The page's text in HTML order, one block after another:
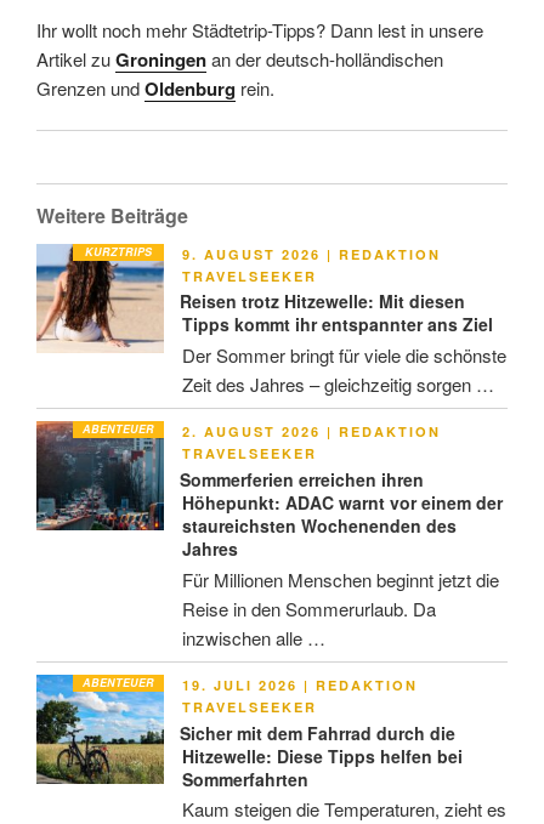
Ihr wollt noch mehr Städtetrip-Tipps? Dann lest in unsere
Artikel zuGroningenan der deutsch-holländischen
Grenzen undOldenburg rein.
Weitere Beiträge
KURZTRIPS
VERÖFFENTLICHT
AM
9. AUGUST 2026 | REDAKTION
TRAVELSEEKER
Reisen trotz Hitzewelle: Mit diesen
Tipps kommt ihr entspannter ans Ziel
Der Sommer bringt für viele die schönste
Zeit des Jahres – gleichzeitig sorgen …
ABENTEUER
VERÖFFENTLICHT
AM
2. AUGUST 2026 | REDAKTION
TRAVELSEEKER
Sommerferien erreichen ihren
Höhepunkt: ADAC warnt vor einem der
staureichsten Wochenenden des
Jahres
Für Millionen Menschen beginnt jetzt die
Reise in den Sommerurlaub. Da
inzwischen alle …
ABENTEUER
VERÖFFENTLICHT
AM
19. JULI 2026 | REDAKTION
TRAVELSEEKER
Sicher mit dem Fahrrad durch die
Hitzewelle: Diese Tipps helfen bei
Sommerfahrten
Kaum steigen die Temperaturen, zieht es